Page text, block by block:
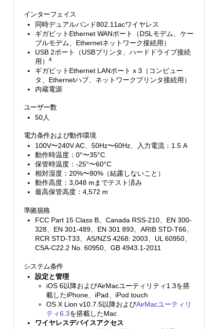
インターフェイス
同時デュアルバンド802.11acワイヤレス
ギガビットEthernet WANポート（DSLモデム、ケー
ブルモデム、Ethernetネットワーク接続用）
USB 2ポート（USBプリンタ、ハードドライブ接続
用）4
ギガビットEthernet LANポート x 3（コンピュー
タ、Ethernetハブ、ネットワークプリンタ接続用）
内蔵電源
ユーザー数
50人
電力条件および動作環境
100V〜240V AC、50Hz〜60Hz、入力電流：1.5 A
動作時温度：0°〜35°C
保管時温度：-25°〜60°C
相対湿度：20%〜80%（結露しないこと）
動作高度：3,048 mまでテスト済み
最高保管高度：4,572 m
準拠規格
FCC Part 15 Class B、Canada RSS-210、EN 300-
328、EN 301-489、EN 301 893、ARIB STD-T66、
RCR STD-T33、AS/NZS 4268: 2003、UL 60950、
CSA-C22.2 No. 60950、GB 4943.1-2011
システム条件
設定と管理
iOS 6以降およびAirMacユーティリティ1.3を搭
載したiPhone、iPad、iPod touch
OS X Lion v10.7.5以降およびAirMacユーティリ
ティ6.3を搭載したMac
ワイヤレスデバイスアクセス